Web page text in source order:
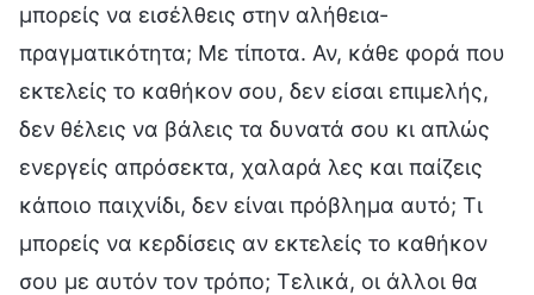
μπορείς να εισέλθεις στην αλήθεια-
πραγματικότητα; Με τίποτα. Αν, κάθε φορά που
εκτελείς το καθήκον σου, δεν είσαι επιμελής,
δεν θέλεις να βάλεις τα δυνατά σου κι απλώς
ενεργείς απρόσεκτα, χαλαρά λες και παίζεις
κάποιο παιχνίδι, δεν είναι πρόβλημα αυτό; Τι
μπορείς να κερδίσεις αν εκτελείς το καθήκον
σου με αυτόν τον τρόπο; Τελικά, οι άλλοι θα